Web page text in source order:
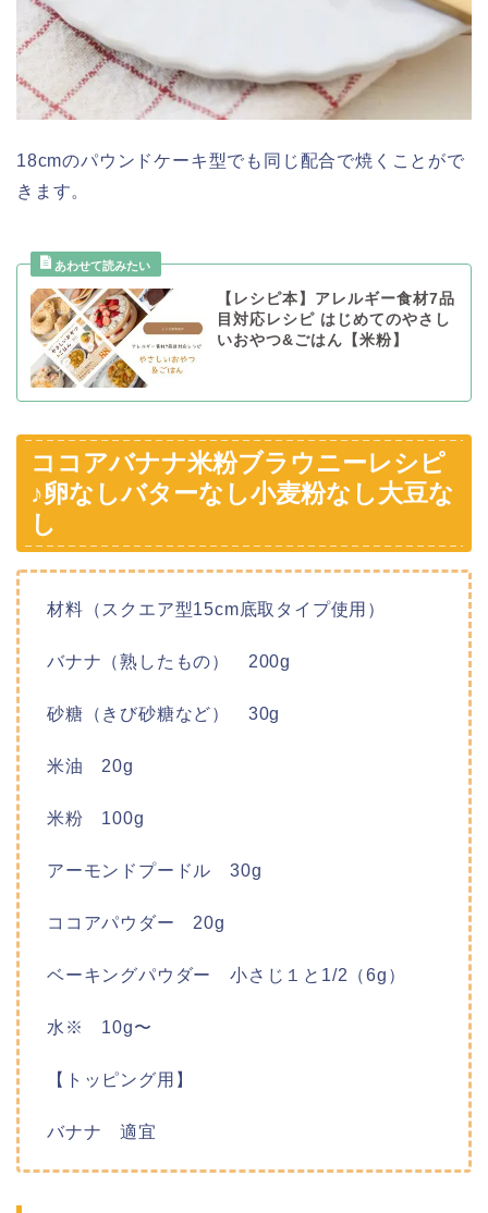
18cmのパウンドケーキ型でも同じ配合で焼くことがで
きます。
【レシピ本】アレルギー食材7品
目対応レシピ はじめてのやさし
いおやつ&ごはん【米粉】
ココアバナナ米粉ブラウニーレシピ
♪卵なしバターなし小麦粉なし大豆な
し
材料（スクエア型15cm底取タイプ使用）
バナナ（熟したもの） 200g
砂糖（きび砂糖など） 30g
米油 20g
米粉 100g
アーモンドプードル 30g
ココアパウダー 20g
ベーキングパウダー 小さじ１と1/2（6g）
水※ 10g〜
【トッピング用】
バナナ 適宜